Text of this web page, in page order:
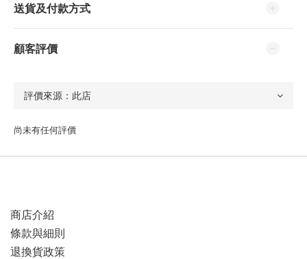
送貨及付款方式
顧客評價
尚未有任何評價
商店介紹
條款與細則
退換貨政策